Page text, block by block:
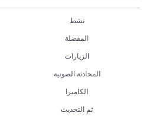
نشط
المفضلة
الزيارات
المحادثة الصوتية
الكاميرا
تم التحديث